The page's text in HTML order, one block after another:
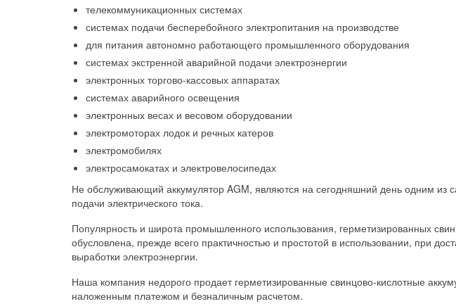
телекоммуникационных системах
системах подачи бесперебойного электропитания на производстве
для питания автономно работающего промышленного оборудования
системах экстренной аварийной подачи электроэнергии
электронных торгово-кассовых аппаратах
системах аварийного освещения
электронных весах и весовом оборудовании
электромоторах лодок и речных катеров
электромобилях
электросамокатах и электровелосипедах
Не обслуживающий аккумулятор AGM, являются на сегодняшний день одним из
подачи электрического тока.
Популярность и широта промышленного использования, герметизированных
обусловлена, прежде всего практичностью и простотой в использовании, при
выработки электроэнергии.
Наша компания недорого продает герметизированные свинцово-кислотные
наложенным платежом и безналичным расчетом.